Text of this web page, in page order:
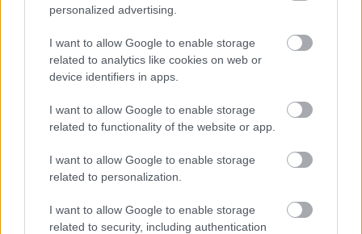
personalized advertising.
I want to allow Google to enable storage
related to analytics like cookies on web or
device identifiers in apps.
I want to allow Google to enable storage
related to functionality of the website or app.
I want to allow Google to enable storage
related to personalization.
I want to allow Google to enable storage
related to security, including authentication
1 napja
MotoGP: Bezzecchi közel egy másodpercet javított a